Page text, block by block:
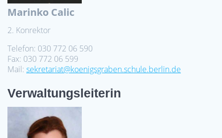
Marinko Calic
2. Konrektor
Telefon: 030 772 06 590
Fax: 030 772 06 599
Mail: sekretariat@koenigsgraben.schule.berlin.de
Verwaltungsleiterin